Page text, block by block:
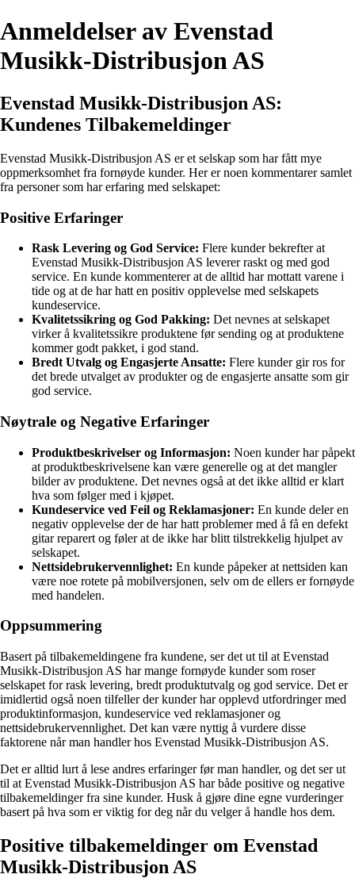
Anmeldelser av Evenstad
Musikk-Distribusjon AS
Evenstad Musikk-Distribusjon AS:
Kundenes Tilbakemeldinger
Evenstad Musikk-Distribusjon AS er et selskap som har fått mye
oppmerksomhet fra fornøyde kunder. Her er noen kommentarer samlet
fra personer som har erfaring med selskapet:
Positive Erfaringer
Rask Levering og God Service: Flere kunder bekrefter at
Evenstad Musikk-Distribusjon AS leverer raskt og med god
service. En kunde kommenterer at de alltid har mottatt varene i
tide og at de har hatt en positiv opplevelse med selskapets
kundeservice.
Kvalitetssikring og God Pakking: Det nevnes at selskapet
virker å kvalitetssikre produktene før sending og at produktene
kommer godt pakket, i god stand.
Bredt Utvalg og Engasjerte Ansatte: Flere kunder gir ros for
det brede utvalget av produkter og de engasjerte ansatte som gir
god service.
Nøytrale og Negative Erfaringer
Produktbeskrivelser og Informasjon: Noen kunder har påpekt
at produktbeskrivelsene kan være generelle og at det mangler
bilder av produktene. Det nevnes også at det ikke alltid er klart
hva som følger med i kjøpet.
Kundeservice ved Feil og Reklamasjoner: En kunde deler en
negativ opplevelse der de har hatt problemer med å få en defekt
gitar reparert og føler at de ikke har blitt tilstrekkelig hjulpet av
selskapet.
Nettsidebrukervennlighet: En kunde påpeker at nettsiden kan
være noe rotete på mobilversjonen, selv om de ellers er fornøyde
med handelen.
Oppsummering
Basert på tilbakemeldingene fra kundene, ser det ut til at Evenstad
Musikk-Distribusjon AS har mange fornøyde kunder som roser
selskapet for rask levering, bredt produktutvalg og god service. Det er
imidlertid også noen tilfeller der kunder har opplevd utfordringer med
produktinformasjon, kundeservice ved reklamasjoner og
nettsidebrukervennlighet. Det kan være nyttig å vurdere disse
faktorene når man handler hos Evenstad Musikk-Distribusjon AS.
Det er alltid lurt å lese andres erfaringer før man handler, og det ser ut
til at Evenstad Musikk-Distribusjon AS har både positive og negative
tilbakemeldinger fra sine kunder. Husk å gjøre dine egne vurderinger
basert på hva som er viktig for deg når du velger å handle hos dem.
Positive tilbakemeldinger om Evenstad
Musikk-Distribusjon AS